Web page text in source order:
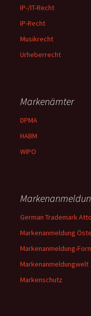
IP-/IT-Recht
IP-Recht
Musikrecht
Urheberrecht
Markenämter
DPMA
HABM
WIPO
German Trademark
Markenanmeldung
Markenanmeldung-
Markenanmeldungwelt
Markenschutz